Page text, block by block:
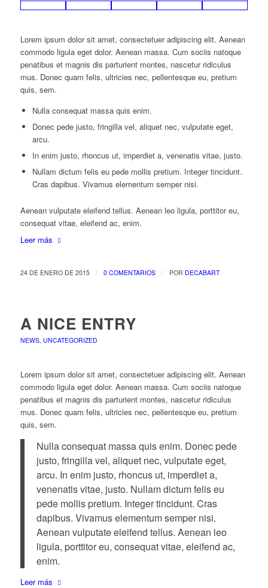
Lorem ipsum dolor sit amet, consectetuer adipiscing elit. Aenean
commodo ligula eget dolor. Aenean massa. Cum sociis natoque
penatibus et magnis dis parturient montes, nascetur ridiculus
mus. Donec quam felis, ultricies nec, pellentesque eu, pretium
quis, sem.
Nulla consequat massa quis enim.
Donec pede justo, fringilla vel, aliquet nec, vulputate eget,
arcu.
In enim justo, rhoncus ut, imperdiet a, venenatis vitae, justo.
Nullam dictum felis eu pede mollis pretium. Integer tincidunt.
Cras dapibus. Vivamus elementum semper nisi.
Aenean vulputate eleifend tellus. Aenean leo ligula, porttitor eu,
consequat vitae, eleifend ac, enim.
Leer más
24 DE ENERO DE 2015 / 0 COMENTARIOS / POR DECABART
A NICE ENTRY
NEWS, UNCATEGORIZED
Lorem ipsum dolor sit amet, consectetuer adipiscing elit. Aenean
commodo ligula eget dolor. Aenean massa. Cum sociis natoque
penatibus et magnis dis parturient montes, nascetur ridiculus
mus. Donec quam felis, ultricies nec, pellentesque eu, pretium
quis, sem.
Nulla consequat massa quis enim. Donec pede
justo, fringilla vel, aliquet nec, vulputate eget,
arcu. In enim justo, rhoncus ut, imperdiet a,
venenatis vitae, justo. Nullam dictum felis eu
pede mollis pretium. Integer tincidunt. Cras
dapibus. Vivamus elementum semper nisi.
Aenean vulputate eleifend tellus. Aenean leo
ligula, porttitor eu, consequat vitae, eleifend ac,
enim.
Leer más